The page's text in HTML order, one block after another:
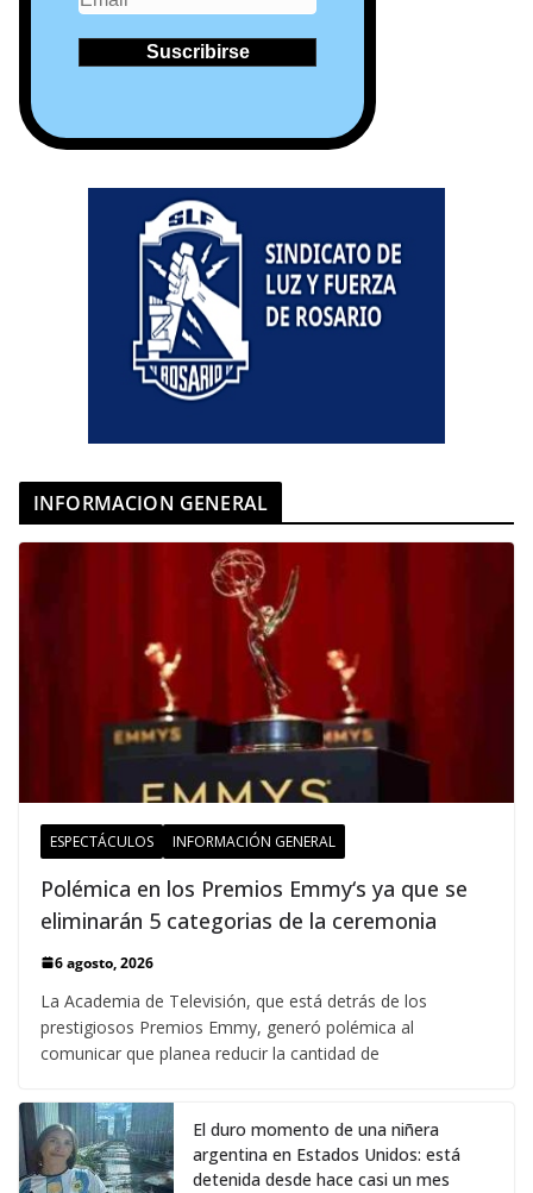
INFORMACION GENERAL
ESPECTÁCULOS INFORMACIÓN GENERAL
Polémica en los Premios Emmy‘s ya que se
eliminarán 5 categorias de la ceremonia
6 agosto, 2026
La Academia de Televisión, que está detrás de los
prestigiosos Premios Emmy, generó polémica al
comunicar que planea reducir la cantidad de
El duro momento de una niñera
argentina en Estados Unidos: está
detenida desde hace casi un mes